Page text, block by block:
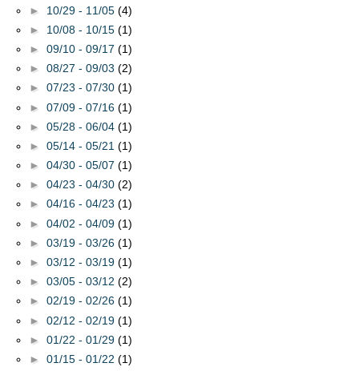
► 10/29 - 11/05 (4)
► 10/08 - 10/15 (1)
► 09/10 - 09/17 (1)
► 08/27 - 09/03 (2)
► 07/23 - 07/30 (1)
► 07/09 - 07/16 (1)
► 05/28 - 06/04 (1)
► 05/14 - 05/21 (1)
► 04/30 - 05/07 (1)
► 04/23 - 04/30 (2)
► 04/16 - 04/23 (1)
► 04/02 - 04/09 (1)
► 03/19 - 03/26 (1)
► 03/12 - 03/19 (1)
► 03/05 - 03/12 (2)
► 02/19 - 02/26 (1)
► 02/12 - 02/19 (1)
► 01/22 - 01/29 (1)
► 01/15 - 01/22 (1)